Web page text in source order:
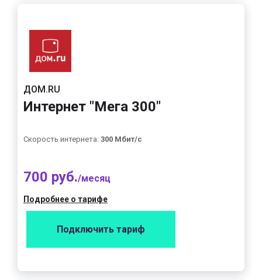
ДОМ.RU
Интернет "Мега 300"
Скорость интернета: 300 Мбит/с
700 руб./месяц
Подробнее о тарифе
Подключить тариф